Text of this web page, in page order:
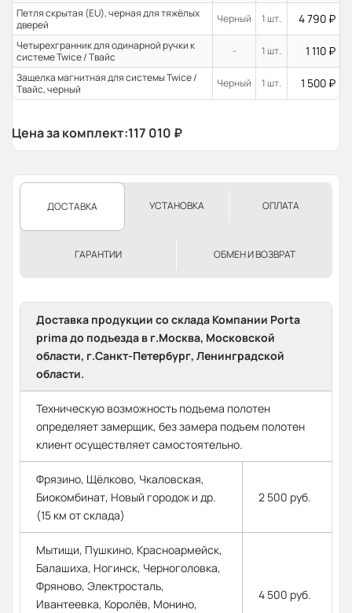
Петля скрытая (EU), черная для тяжёлых
дверей
Черный 1 шт. 4 790 ₽
Четырехгранник для одинарной ручки к
системе Twice / Твайс
- 1 шт. 1 110 ₽
Защелка магнитная для системы Twice /
Твайс, черный
Черный 1 шт. 1 500 ₽
Цена за комплект:117 010 ₽
ДОСТАВКА УСТАНОВКА ОПЛАТА
ГАРАНТИИ ОБМЕН И ВОЗВРАТ
Доставка продукции со склада Компании Porta
prima до подъезда в г.Москва, Московской
области, г.Санкт-Петербург, Ленинградской
области.
Техническую возможность подъема полотен
определяет замерщик, без замера подъем полотен
клиент осуществляет самостоятельно.
Фрязино, Щёлково, Чкаловская,
Биокомбинат, Новый городок и др.
(15 км от склада)
2 500 руб.
Мытищи, Пушкино, Красноармейск,
Балашиха, Ногинск, Черноголовка,
Фряново, Электросталь,
Ивантеевка, Королёв, Монино,
4 500 руб.